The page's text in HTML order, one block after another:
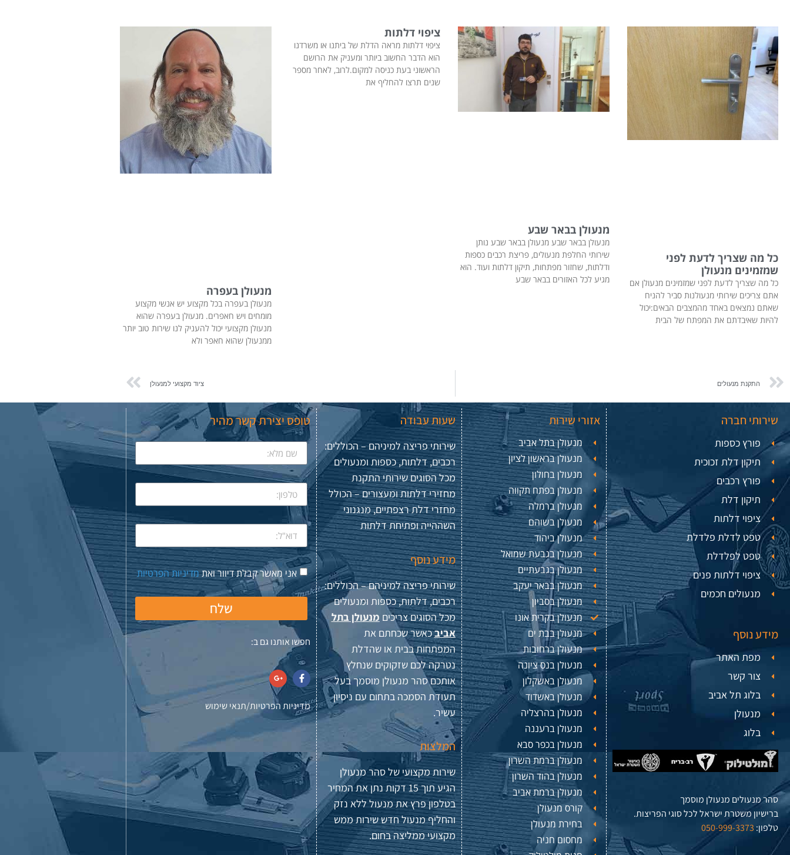
כל מה שצריך לדעת לפני
שמזמינים מנעולן
כל מה שצריך לדעת לפני שמזמינים מנעולן אם
אתם צריכים שירותי מנעולנות סביר להניח
שאתם נמצאים באחד מהמצבים הבאים:יכול
להיות שאיבדתם את המפתח של הבית
מנעולן בבאר שבע
מנעולן בבאר שבע מנעולן בבאר שבע נותן
שירותי החלפת מנעולים, פריצת רכבים כספות
ודלתות, שחזור מפתחות, תיקון דלתות ועוד. הוא
מגיע לכל האזורים בבאר שבע
ציפוי דלתות
ציפוי דלתות מראה הדלת של ביתנו או משרדנו
הוא הדבר החשוב ביותר ומעניק את הרושם
הראשוני בעת כניסה למקום.לרוב, לאחר מספר
שנים תרצו להחליף את
מנעולן בעפרה
מנעולן בעפרה בכל מקצוע יש אנשי מקצוע
מומחים ויש חאפרים. מנעולן בעפרה שהוא
מנעולן מקצועי יכול להעניק לנו שירות טוב יותר
ממנעולן שהוא חאפר ולא
התקנת מנעולים ציוד מקצועי למנעולן
שירותי חברה
פורץ כספות
תיקון דלת זכוכית
פורץ רכבים
תיקון דלת
ציפוי דלתות
טפט לדלת פלדלת
טפט לפלדלת
ציפוי דלתות פנים
מנעולים חכמים
מידע נוסף
מפת האתר
צור קשר
בלוג תל אביב
מנעולן
בלוג
סהר מנעולים מנעולן מוסמך
ברישיון משטרת ישראל לכל סוגי הפריצות.
טלפון: 050-999-3373
אזורי שירות
מנעולן בתל אביב
מנעולן בראשון לציון
מנעולן בחולון
מנעולן בפתח תקווה
מנעולן ברמלה
מנעולן בשוהם
מנעולן ביהוד
מנעולן בגבעת שמואל
מנעולן בגבעתיים
מנעולן בבאר יעקב
מנעולן בסביון
מנעולן בקרית אונו
מנעולן בבת ים
מנעולן ברחובות
מנעולן בנס ציונה
מנעולן באשקלון
מנעולן באשדוד
מנעולן בהרצליה
מנעולן ברעננה
מנעולן בכפר סבא
מנעולן ברמת השרון
מנעולן בהוד השרון
מנעולן ברמת אביב
קורס מנעולן
בחירת מנעולן
מחסום חניה
שעות עבודה
שירותי פריצה למיניהם – הכוללים:
רכבים, דלתות, כספות ומנעולים
מכל הסוגים שירותי התקנת
מחזירי דלתות ומעצורים – הכולל
מחזרי דלת רצפתיים, מנגנוני
השההייה ופתיחת דלתות
מידע נוסף
שירותי פריצה למיניהם – הכוללים:
רכבים, דלתות, כספות ומנעולים
מכל הסוגים צריכים מנעולן בתל
אביבכאשר שכחתם את
המפתחות בבית או שהדלת
נטרקה לכם שזקוקים שנחלץ
אותכם סהר מנעולן מוסמך בעל
תעודת הסמכה בתחום עם ניסיון
עשיר.
המלצות
שירות מקצועי של סהר מנעולן
הגיע תוך 15 דקות נתן את המחיר
בטלפון פרץ את מנעול ללא נזק
והחליף מנעול חדש שירות ממש
מקצועי ממליצה בחום.
טופס יצירת קשר מהיר
אני מאשר קבלת דיוור ואתמדיניות הפרטיות
שלח
חפשו אותנו גם ב:
מדיניות הפרטיות/תנאי שימוש